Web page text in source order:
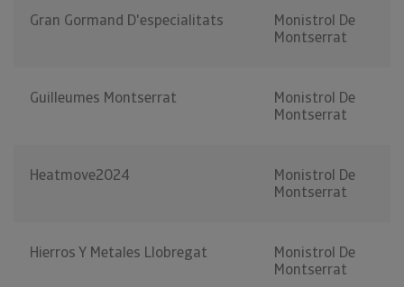
Gran Gormand D'especialitats
Monistrol De
Montserrat
Guilleumes Montserrat
Monistrol De
Montserrat
Heatmove2024
Monistrol De
Montserrat
Hierros Y Metales Llobregat
Monistrol De
Montserrat